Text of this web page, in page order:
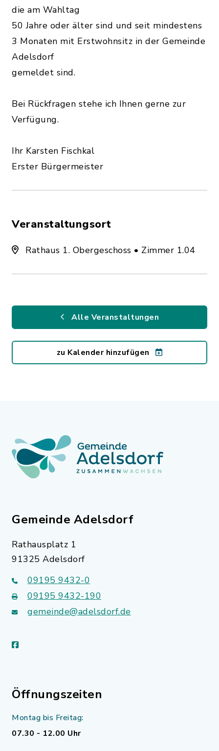
die am Wahltag
50 Jahre oder älter sind und seit mindestens
3 Monaten mit Erstwohnsitz in der Gemeinde
Adelsdorf
gemeldet sind.
Bei Rückfragen stehe ich Ihnen gerne zur
Verfügung.
Ihr Karsten Fischkal
Erster Bürgermeister
Veranstaltungsort
Rathaus 1. Obergeschoss • Zimmer 1.04
Alle Veranstaltungen
zu Kalender hinzufügen
Gemeinde Adelsdorf
Rathausplatz 1
91325 Adelsdorf
09195 9432-0
09195 9432-190
gemeinde@adelsdorf.de
facebook
Öffnungszeiten
Montag bis Freitag:
07.30 - 12.00 Uhr